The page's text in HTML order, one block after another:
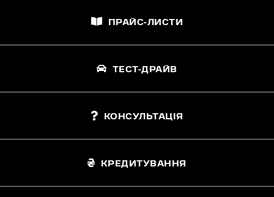
ПРАЙС-ЛИСТИ
ТЕСТ-ДРАЙВ
КОНСУЛЬТАЦІЯ
КРЕДИТУВАННЯ